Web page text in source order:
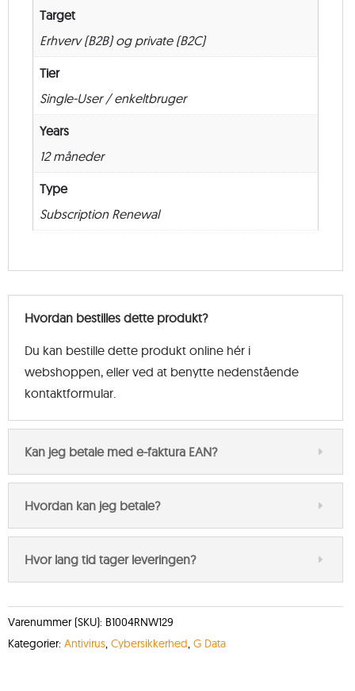
Target
Erhverv (B2B) og private (B2C)
Tier
Single-User / enkeltbruger
Years
12 måneder
Type
Subscription Renewal
Hvordan bestilles dette produkt?
Du kan bestille dette produkt online hér i
webshoppen, eller ved at benytte nedenstående
kontaktformular.
Kan jeg betale med e-faktura EAN?
Hvordan kan jeg betale?
Hvor lang tid tager leveringen?
Varenummer (SKU): B1004RNW129
Kategorier: Antivirus, Cybersikkerhed, G Data